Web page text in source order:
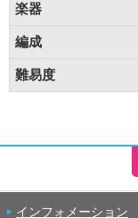
楽器
編成
難易度
インフォメーション